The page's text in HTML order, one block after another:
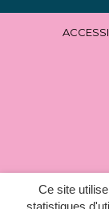
Ce site
statistiques